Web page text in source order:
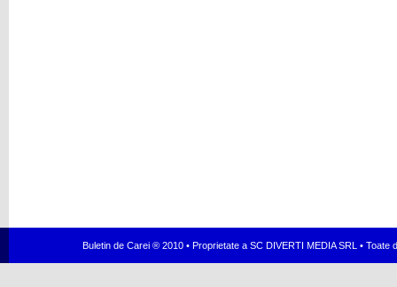
Buletin de Carei ® 2010 • Proprietate a SC DIVERTI MEDIA SRL •